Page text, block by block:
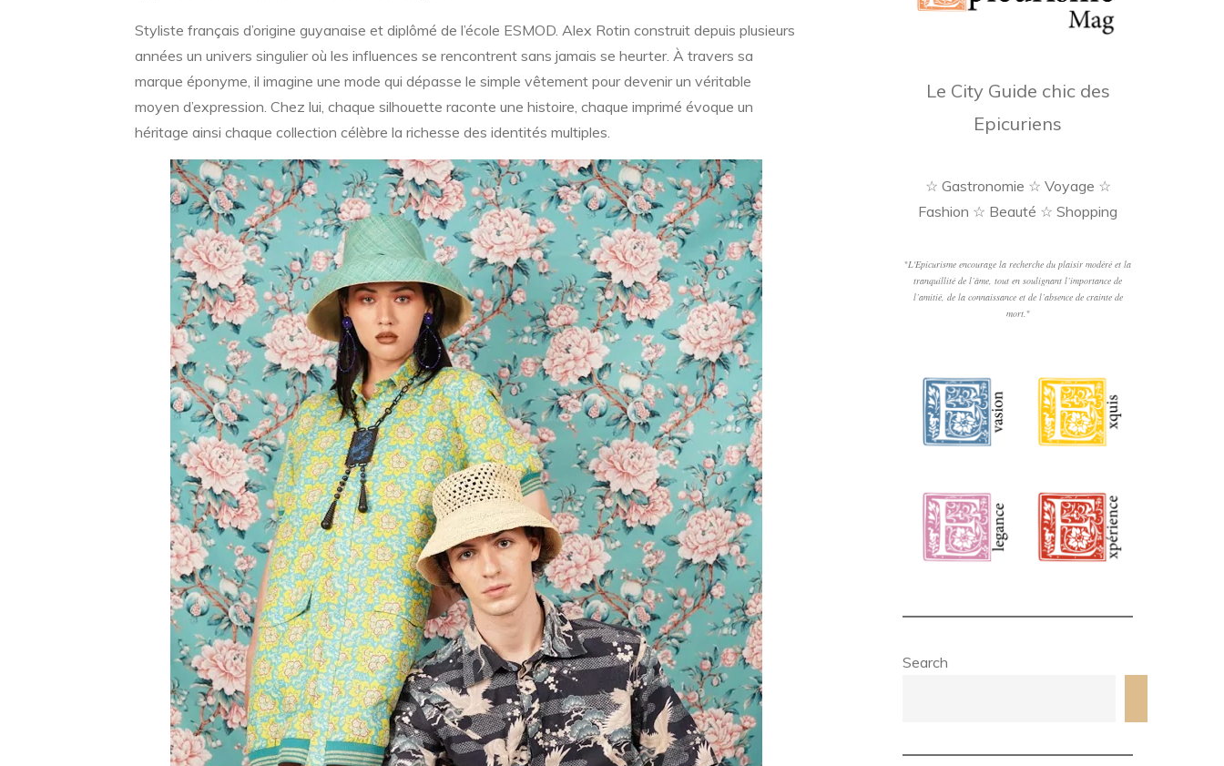
Styliste français d’origine guyanaise et diplômé de l’école ESMOD. Alex Rotin construit depuis plusieurs
années un univers singulier où les influences se rencontrent sans jamais se heurter. À travers sa
marque éponyme, il imagine une mode qui dépasse le simple vêtement pour devenir un véritable
moyen d’expression. Chez lui, chaque silhouette raconte une histoire, chaque imprimé évoque un
héritage ainsi chaque collection célèbre la richesse des identités multiples.
Le City Guide chic des
Epicuriens
☆ Gastronomie ☆ Voyage ☆
Fashion ☆ Beauté ☆ Shopping
"L'Epicurisme encourage la recherche du plaisir modéré et la
tranquillité de l’âme, tout en soulignant l’importance de
l’amitié, de la connaissance et de l’absence de crainte de
mort. "
Search